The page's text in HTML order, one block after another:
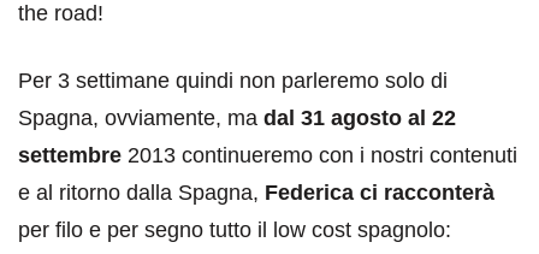
the road!
Per 3 settimane quindi non parleremo solo di
Spagna, ovviamente, ma dal 31 agosto al 22
settembre 2013 continueremo con i nostri contenuti
e al ritorno dalla Spagna, Federica ci racconterà
per filo e per segno tutto il low cost spagnolo: